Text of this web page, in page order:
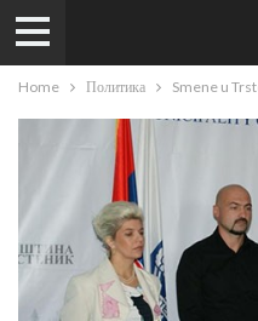
Home Политика Smene u